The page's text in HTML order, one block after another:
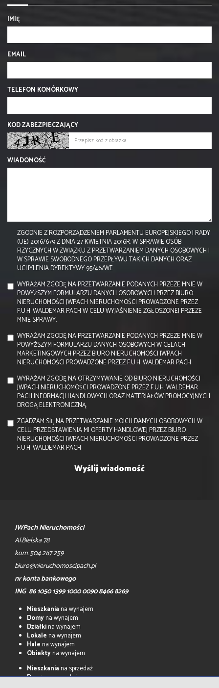
IMIĘ
EMAIL
TELEFON KOMÓRKOWY
KOD ZABEZPIECZAJĄCY
WIADOMOŚĆ
ZGODNIE Z ROZPORZĄDZENIEM PARLAMENTU EUROPEJSKIEGO I RADY
(UE) 2016/679 Z DNIA 27 KWIETNIA 2016R. W SPRAWIE OSÓB
FIZYCZNYCH W ZWIĄZKU Z PRZETWARZANIEM DANYCH OSOBOWYCH I
W SPRAWIE SWOBODNEGO PRZEPŁYWU TAKICH DANYCH ORAZ
UCHYLENIA DYREKTYWY 95/46/WE
WYRAŻAM ZGODĘ NA PRZETWARZANIE PODANYCH PRZEZE MNIE W
POWYŻSZYM FORMULARZU DANYCH OSOBOWYCH PRZEZ BIURO
NIERUCHOMOŚCI JWPACH NIERUCHOMOŚCI PROWADZONE PRZEZ
F.U.H. WALDEMAR PACH W CELU WYJAŚNIENIE ZGŁOSZONEJ PRZEZE
MNIE SPRAWY.
WYRAŻAM ZGODĘ NA PRZETWARZANIE PODANYCH PRZEZE MNIE W
POWYŻSZYM FORMULARZU DANYCH OSOBOWYCH W CELACH
MARKETINGOWYCH PRZEZ BIURO NIERUCHOMOŚCI JWPACH
NIERUCHOMOŚCI PROWADZONE PRZEZ F.U.H. WALDEMAR PACH
WYRAŻAM ZGODĘ NA OTRZYMYWANIE OD BIURO NIERUCHOMOŚCI
JWPACH NIERUCHOMOŚCI PROWADZONE PRZEZ F.U.H. WALDEMAR
PACH INFORMACJI HANDLOWYCH ORAZ MATERIAŁÓW PROMOCYJNYCH
DROGĄ ELEKTRONICZNĄ.
ZGADZAM SIĘ NA PRZETWARZANIE MOICH DANYCH OSOBOWYCH W
CELU PRZEDSTAWIENIA MI OFERTY HANDLOWEJ PRZEZ BIURO
NIERUCHOMOŚCI JWPACH NIERUCHOMOŚCI PROWADZONE PRZEZ
F.U.H. WALDEMAR PACH
JWPach Nieruchomości
Al.Bielska 78
kom. 504 287 259
biuro@nieruchomoscipach.pl
nr konta bankowego
ING 86 1050 1399 1000 0090 8466 8269
Mieszkania na wynajem
Domyna wynajem
Działkina wynajem
Lokale na wynajem
Hale na wynajem
Obiektyna wynajem
Mieszkania na sprzedaż
Domyna sprzedaż